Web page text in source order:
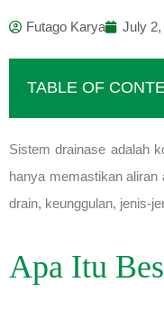
Futago Karya July 2,
TABLE OF
Sistem drainase adalah
hanya memastikan aliran
drain, keunggulan, jenis-
Apa Itu